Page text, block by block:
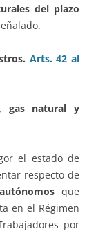
del plazo
Arts. 42 al
gas natural y
el estado de
respecto de
que
en el Régimen
por